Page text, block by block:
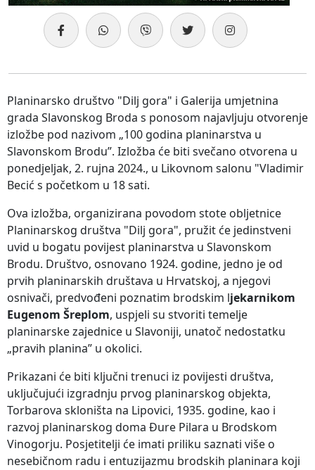
Planinarsko društvo "Dilj gora" i Galerija umjetnina
grada Slavonskog Broda s ponosom najavljuju otvorenje
izložbe pod nazivom „100 godina planinarstva u
Slavonskom Brodu”. Izložba će biti svečano otvorena u
ponedjeljak, 2. rujna 2024., u Likovnom salonu "Vladimir
Becić s početkom u 18 sati.
Ova izložba, organizirana povodom stote obljetnice
Planinarskog društva "Dilj gora", pružit će jedinstveni
uvid u bogatu povijest planinarstva u Slavonskom
Brodu. Društvo, osnovano 1924. godine, jedno je od
prvih planinarskih društava u Hrvatskoj, a njegovi
osnivači, predvođeni poznatim brodskim ljekarnikom
Eugenom Šreplom, uspjeli su stvoriti temelje
planinarske zajednice u Slavoniji, unatoč nedostatku
„pravih planina” u okolici.
Prikazani će biti ključni trenuci iz povijesti društva,
uključujući izgradnju prvog planinarskog objekta,
Torbarova skloništa na Lipovici, 1935. godine, kao i
razvoj planinarskog doma Đure Pilara u Brodskom
Vinogorju. Posjetitelji će imati priliku saznati više o
nesebičnom radu i entuzijazmu brodskih planinara koji